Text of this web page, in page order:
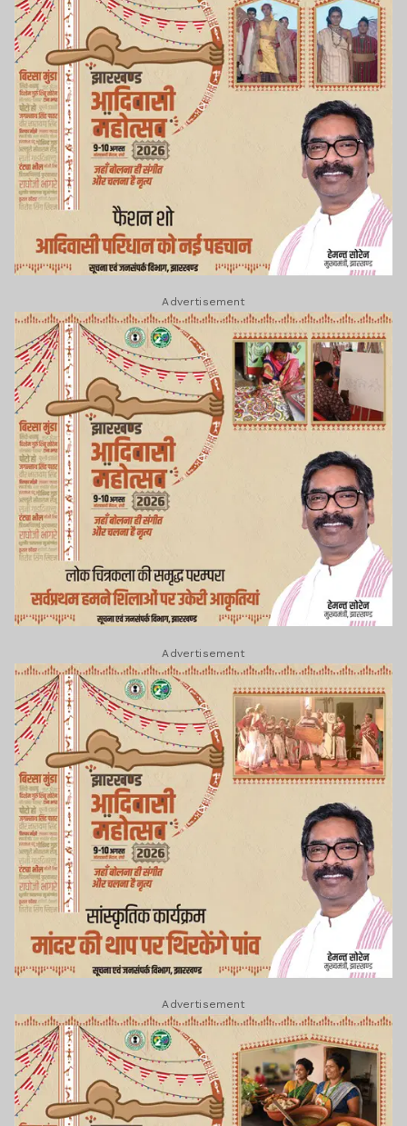
Advertisement
Advertisement
Advertisement